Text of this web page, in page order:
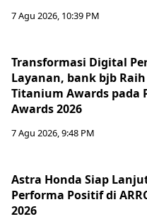
7 Agu 2026, 10:39 PM
Transformasi Digital
Layanan, bank bjb
Titanium Awards pada
Awards 2026
7 Agu 2026, 9:48 PM
Astra Honda Siap
Performa Positif di
2026